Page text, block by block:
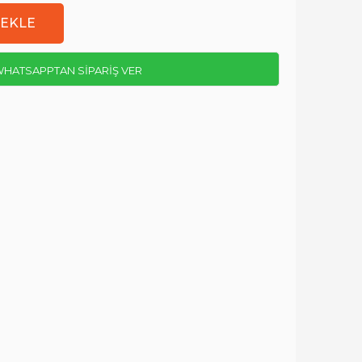
SİPARİŞ VER